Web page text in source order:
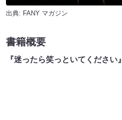
出典: FANY マガジン
書籍概要
『迷ったら笑っといてください』